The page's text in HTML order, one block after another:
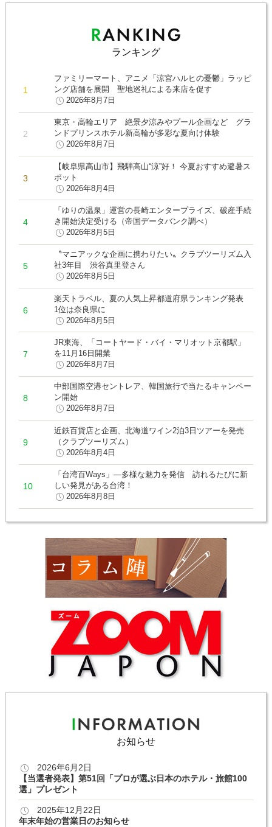
ランキング
ファミリーマート、アニメ「涼宮ハルヒの憂鬱」ラッピ
ング店舗を展開 聖地巡礼による来店を促す
2026年8月7日
東京・高輪エリア 絶景夕涼みやプール企画など グラ
ンドプリンスホテル新高輪が多彩な夏向け体験
2026年8月7日
【岐阜県高山市】飛騨高山“涼”好！ 今夏おすすめ避暑ス
ポット
2026年8月4日
「ゆりの温泉」運営の長崎エンタープライズ、破産手続
き開始決定受ける（帝国データバンク調べ）
2026年8月5日
〝マニアックな企画に携わりたい〟クラブツーリズム入
社3年目 渋谷真里登さん
2026年8月5日
楽天トラベル、夏の人気上昇都道府県ランキング発表
1位は奈良県に
2026年8月5日
JR東海、「コートヤード・バイ・マリオット京都駅」
を11月16日開業
2026年8月7日
中部国際空港セントレア、韓国旅行で当たるキャンペー
ン開始
2026年8月7日
近鉄百貨店と企画、北海道ワイン2泊3日ツアーを発売
（クラブツーリズム）
2026年8月4日
「台湾百Ways」―多様な魅力を発信 訪れるたびに新
しい発見がある台湾！
2026年8月8日
お知らせ
2026年6月2日
【当選者発表】第51回「プロが選ぶ日本のホテル・旅館100
選」プレゼント
2025年12月22日
年末年始の営業日のお知らせ